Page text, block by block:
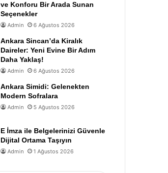
ve Konforu Bir Arada Sunan
Seçenekler
Admin 6 Ağustos 2026
Ankara Sincan’da Kiralık
Daireler: Yeni Evine Bir Adım
Daha Yaklaş!
Admin 6 Ağustos 2026
Ankara Simidi: Gelenekten
Modern Sofralara
Admin 5 Ağustos 2026
E İmza ile Belgelerinizi Güvenle
Dijital Ortama Taşıyın
Admin 1 Ağustos 2026